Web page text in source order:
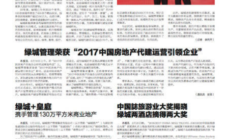
绿城报纸 第239期-pg电子麻
将胡了2试玩